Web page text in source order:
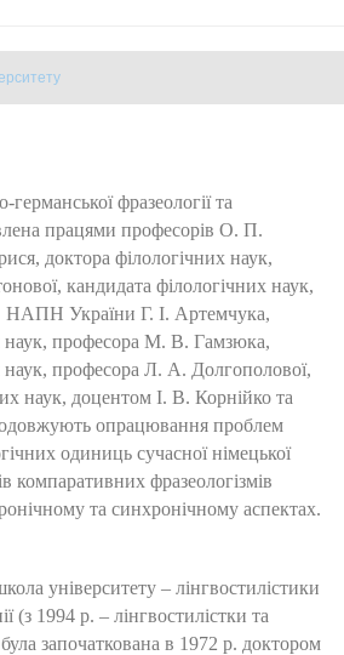
фразеології та
працями професорів О. П.
доктора філологічних наук,
кандидата філологічних наук,
НАПН України Г. І. Артемчука,
наук, професора М. В. Гамзюка,
наук, професора Л. А. Долгополової,
наук, доцентом І. В. Корнійко та
опрацювання проблем
одиниць сучасної німецької
компаративних фразеологізмів
та синхронічному аспектах.
університету – лінгвостилістики
(з 1994 р. – лінгвостилістки та
започаткована в 1972 р. доктором